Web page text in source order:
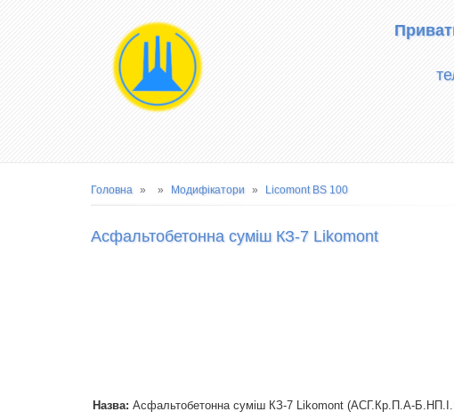
navigation
Рядок
Головна Модифікатори Licomont BS 100
Асфальтобетонна суміш КЗ-7 Likomont
Назва: Асфальтобетонна суміш КЗ-7 Likomont (АСГ.Кр.П.А-